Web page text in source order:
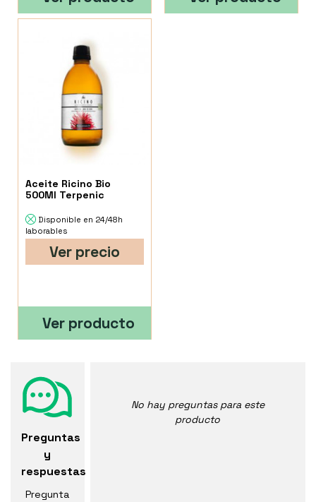
Aceite Ricino Bio
500Ml Terpenic
Disponible en 24/48h
laborables
Ver precio
Ver producto
Preguntas
y
respuestas
Pregunta
No hay preguntas para este
producto